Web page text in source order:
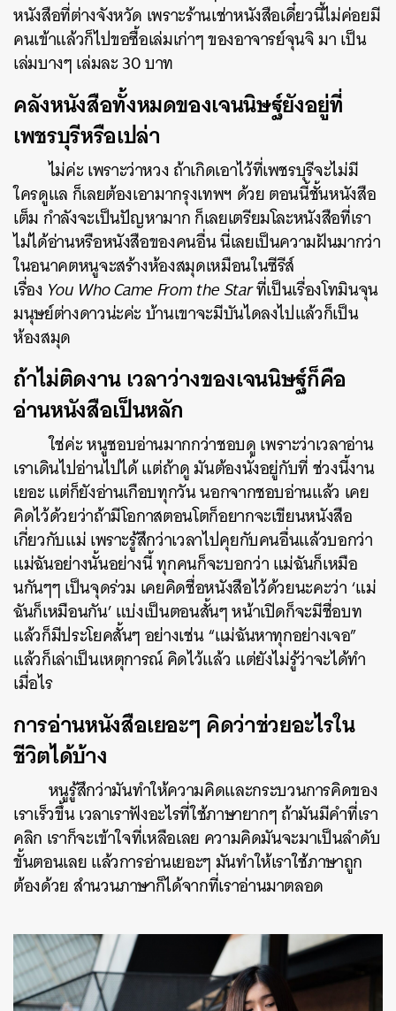
หนังสือที่ต่างจังหวัด เพราะร้านเช่าหนังสือเดี๋ยวนี้ไม่ค่อยมี
คนเข้าแล้วก็ไปขอซื้อเล่มเก่าๆ ของอาจารย์จุนจิ มา เป็น
เล่มบางๆ เล่มละ 30 บาท
คลังหนังสือทั้งหมดของเจนนิษฐ์ยังอยู่ที่
เพชรบุรีหรือเปล่า
ไม่ค่ะ เพราะว่าหวง ถ้าเกิดเอาไว้ที่เพชรบุรีจะไม่มี
ใครดูแล ก็เลยต้องเอามากรุงเทพฯ ด้วย ตอนนี้ชั้นหนังสือ
เต็ม กำลังจะเป็นปัญหามาก ก็เลยเตรียมโละหนังสือที่เรา
ไม่ได้อ่านหรือหนังสือของคนอื่น นี่เลยเป็นความฝันมากว่า
ในอนาคตหนูจะสร้างห้องสมุดเหมือนในซีรีส์
เรื่อง You Who Came From the Starที่เป็นเรื่องโทมินจุน
มนุษย์ต่างดาวน่ะค่ะ บ้านเขาจะมีบันไดลงไปแล้วก็เป็น
ห้องสมุด
ถ้าไม่ติดงาน เวลาว่างของเจนนิษฐ์ก็คือ
อ่านหนังสือเป็นหลัก
ใช่ค่ะ หนูชอบอ่านมากกว่าชอบดู เพราะว่าเวลาอ่าน
เราเดินไปอ่านไปได้ แต่ถ้าดู มันต้องนั่งอยู่กับที่ ช่วงนี้งาน
เยอะ แต่ก็ยังอ่านเกือบทุกวัน นอกจากชอบอ่านแล้ว เคย
คิดไว้ด้วยว่าถ้ามีโอกาสตอนโตก็อยากจะเขียนหนังสือ
เกี่ยวกับแม่ เพราะรู้สึกว่าเวลาไปคุยกับคนอื่นแล้วบอกว่า
แม่ฉันอย่างนั้นอย่างนี้ ทุกคนก็จะบอกว่า แม่ฉันก็เหมือ
นกันๆๆ เป็นจุดร่วม เคยคิดชื่อหนังสือไว้ด้วยนะคะว่า ‘แม่
ฉันก็เหมือนกัน’ แบ่งเป็นตอนสั้นๆ หน้าเปิดก็จะมีชื่อบท
แล้วก็มีประโยคสั้นๆ อย่างเช่น “แม่ฉันหาทุกอย่างเจอ”
แล้วก็เล่าเป็นเหตุการณ์ คิดไว้แล้ว แต่ยังไม่รู้ว่าจะได้ทำ
เมื่อไร
การอ่านหนังสือเยอะๆ คิดว่าช่วยอะไรใน
ชีวิตได้บ้าง
หนูรู้สึกว่ามันทำให้ความคิดและกระบวนการคิดของ
เราเร็วขึ้น เวลาเราฟังอะไรที่ใช้ภาษายากๆ ถ้ามันมีคำที่เรา
คลิก เราก็จะเข้าใจที่เหลือเลย ความคิดมันจะมาเป็นลำดับ
ขั้นตอนเลย แล้วการอ่านเยอะๆ มันทำให้เราใช้ภาษาถูก
ต้องด้วย สำนวนภาษาก็ได้จากที่เราอ่านมาตลอด
ค้นหา